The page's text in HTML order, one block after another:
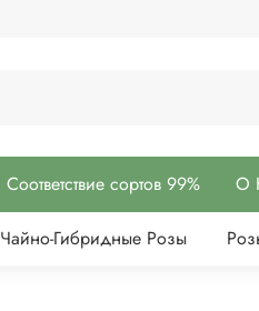
Соответствие сортов 99% О
Чайно-Гибридные Розы